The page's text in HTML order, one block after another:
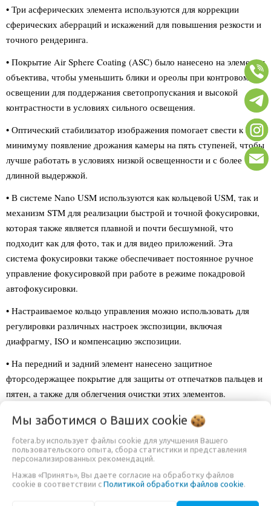
• Три асферических элемента используются для коррекции
сферических аберраций и искажений для повышения резкости и
точного рендеринга.
• Покрытие Air Sphere Coating (ASC) было нанесено на элементы
объектива, чтобы уменьшить блики и ореолы при контровом
освещении для поддержания светопропускания и высокой
контрастности в условиях сильного освещения.
• Оптический стабилизатор изображения помогает свести к
минимуму появление дрожания камеры на пять ступеней, чтобы
лучше работать в условиях низкой освещенности и с более
длинной выдержкой.
• В системе Nano USM используются как кольцевой USM, так и
механизм STM для реализации быстрой и точной фокусировки,
которая также является плавной и почти бесшумной, что
подходит как для фото, так и для видео приложений. Эта
система фокусировки также обеспечивает постоянное ручное
управление фокусировкой при работе в режиме покадровой
автофокусировки.
• Настраиваемое кольцо управления можно использовать для
регулировки различных настроек экспозиции, включая
диафрагму, ISO и компенсацию экспозиции.
• На передний и задний элемент нанесено защитное
фторсодержащее покрытие для защиты от отпечатков пальцев и
пятен, а также для облегчения очистки этих элементов.
• Обьектив имеет устойчивую к атмосферным воздействиям
конструкцию, которая защищает от пыли и влаги, что позволяет
использовать его в суровых условиях.
• Закругленная девятилепестковая диафрагма обеспечивает
приятное качество боке.
Мы заботимся о Ваших cookie
fotera.by использует файлы cookie для улучшения Вашего
пользовательского опыта, сбора статистики и представления
персонализированных рекомендаций.
Нажав «Принять», Вы даете согласие на обработку файлов
cookie в соответствии с Политикой обработки файлов cookie.